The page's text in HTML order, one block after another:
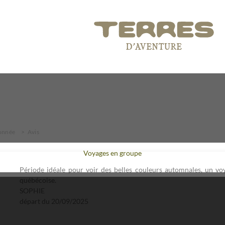
Voyages en groupe
Période idéale pour voir des belles couleurs automnales, un